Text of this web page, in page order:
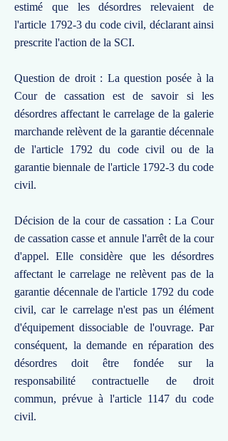
estimé que les désordres relevaient de
l'article 1792-3 du code civil, déclarant ainsi
prescrite l'action de la SCI.
Question de droit : La question posée à la
Cour de cassation est de savoir si les
désordres affectant le carrelage de la galerie
marchande relèvent de la garantie décennale
de l'article 1792 du code civil ou de la
garantie biennale de l'article 1792-3 du code
civil.
Décision de la cour de cassation : La Cour
de cassation casse et annule l'arrêt de la cour
d'appel. Elle considère que les désordres
affectant le carrelage ne relèvent pas de la
garantie décennale de l'article 1792 du code
civil, car le carrelage n'est pas un élément
d'équipement dissociable de l'ouvrage. Par
conséquent, la demande en réparation des
désordres doit être fondée sur la
responsabilité contractuelle de droit
commun, prévue à l'article 1147 du code
civil.